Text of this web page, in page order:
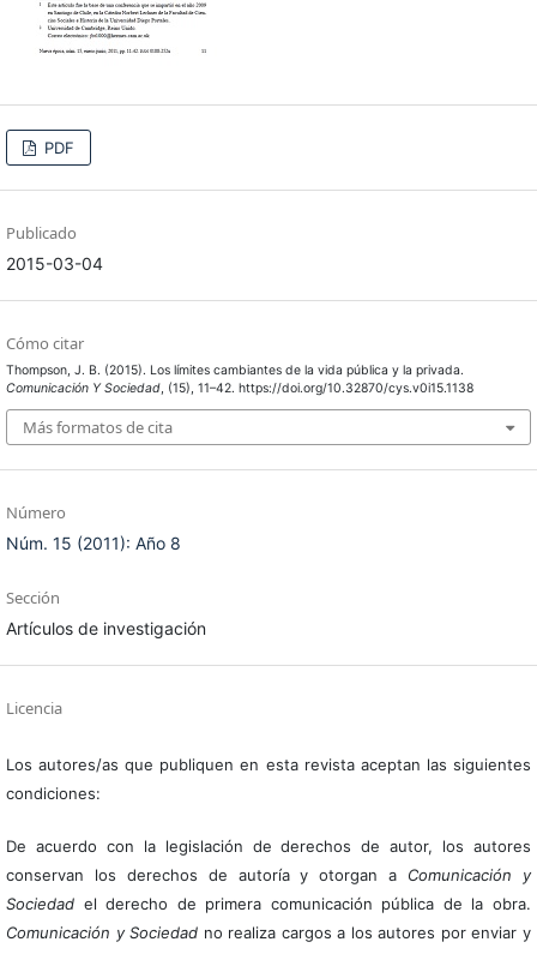
PDF
Publicado
2015-03-04
Cómo citar
Thompson, J. B. (2015). Los límites cambiantes de la vida pública y la privada.
Comunicación Y Sociedad, (15), 11–42. https://doi.org/10.32870/cys.v0i15.1138
Más formatos de cita
Número
Núm. 15 (2011): Año 8
Sección
Artículos de investigación
Licencia
Los autores/as que publiquen en esta revista aceptan las siguientes
condiciones:
De acuerdo con la legislación de derechos de autor, los autores
conservan los derechos de autoría y otorgan a Comunicación y
Sociedadel derecho de primera comunicación pública de la obra.
Comunicación y Sociedad no realiza cargos a los autores por enviar y